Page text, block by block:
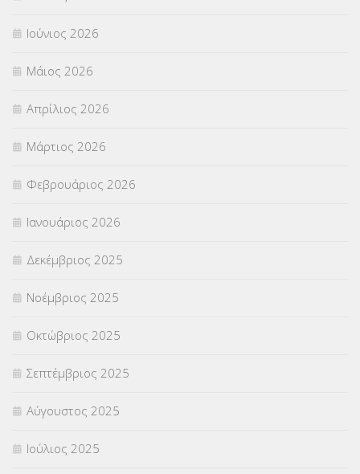
Ιούνιος 2026
Μάιος 2026
Απρίλιος 2026
Μάρτιος 2026
Φεβρουάριος 2026
Ιανουάριος 2026
Δεκέμβριος 2025
Νοέμβριος 2025
Οκτώβριος 2025
Σεπτέμβριος 2025
Αύγουστος 2025
Ιούλιος 2025